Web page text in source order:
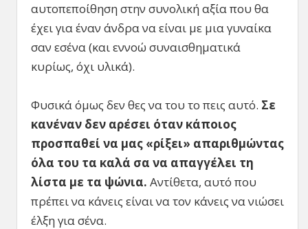
αυτοπεποίθηση στην συνολική αξία που θα
έχει για έναν άνδρα να είναι με μια γυναίκα
σαν εσένα (και εννοώ συναισθηματικά
κυρίως, όχι υλικά).
Φυσικά όμως δεν θες να του το πεις αυτό. Σε
κανέναν δεν αρέσει όταν κάποιος
προσπαθεί να μας «ρίξει» απαριθμώντας
όλα του τα καλά σα να απαγγέλει τη
λίστα με τα ψώνια. Αντίθετα, αυτό που
πρέπει να κάνεις είναι να τον κάνεις να νιώσει
έλξη για σένα.